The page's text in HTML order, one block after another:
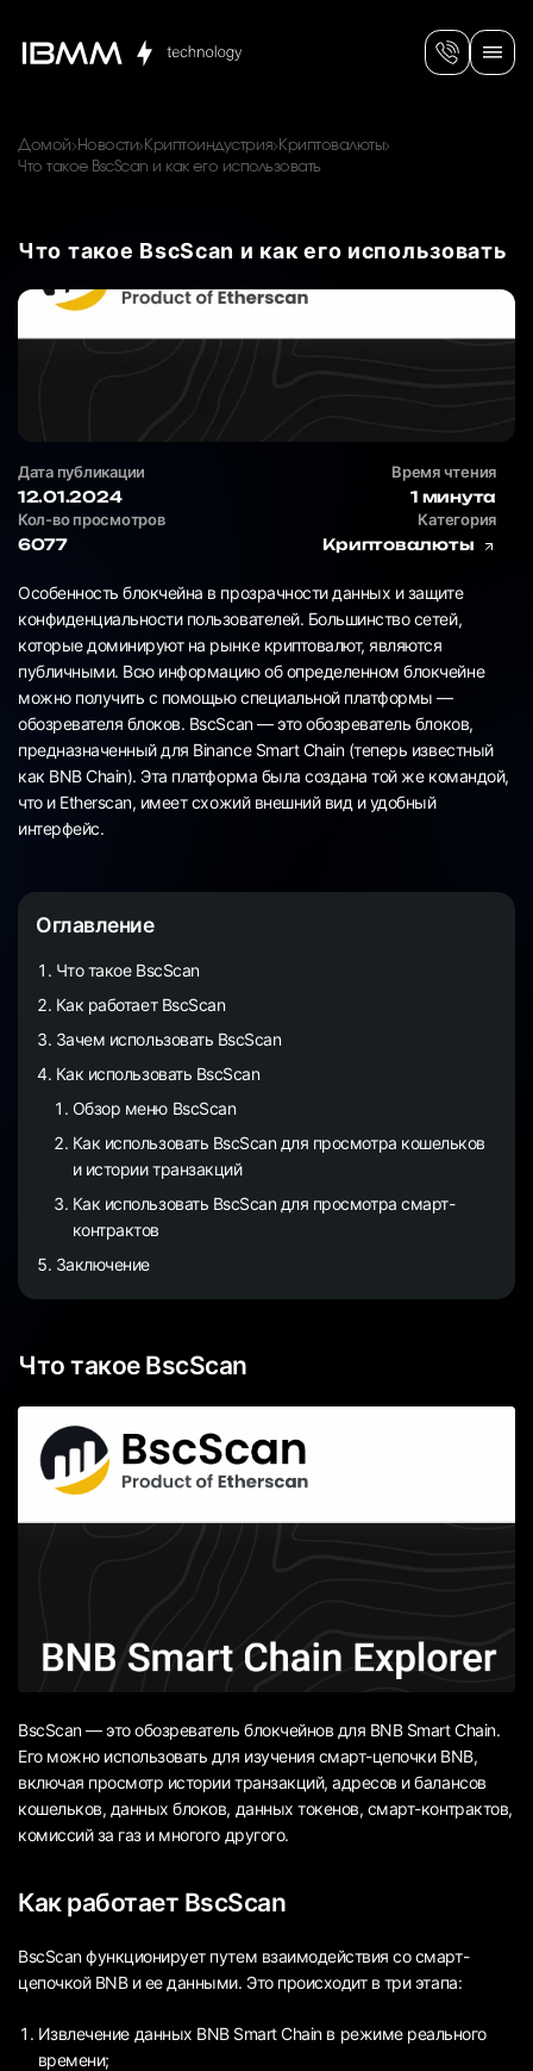
Домой Новости Криптоиндустрия Криптовалюты
Что такое BscScan и как его использовать
Что такое BscScan и как его использовать
Дата публикации
12.01.2024
Время чтения
1 минута
Кол-во просмотров
6077
Категория
Криптовалюты
Особенность блокчейна в прозрачности данных и защите
конфиденциальности пользователей. Большинство сетей,
которые доминируют на рынке криптовалют, являются
публичными. Всю информацию об определенном блокчейне
можно получить с помощью специальной платформы —
обозревателя блоков. BscScan — это обозреватель блоков,
предназначенный для Binance Smart Chain (теперь известный
как BNB Chain). Эта платформа была создана той же командой,
что и Etherscan, имеет схожий внешний вид и удобный
интерфейс.
Оглавление
Что такое BscScan
Как работает BscScan
Зачем использовать BscScan
Как использовать BscScan
Обзор меню BscScan
Как использовать BscScan для просмотра кошельков
и истории транзакций
Как использовать BscScan для просмотра смарт-
контрактов
Заключение
Что такое BscScan
BscScan — это обозреватель блокчейнов для BNB Smart Chain.
Его можно использовать для изучения смарт-цепочки BNB,
включая просмотр истории транзакций, адресов и балансов
кошельков, данных блоков, данных токенов, смарт-контрактов,
комиссий за газ и многого другого.
Как работает BscScan
BscScan функционирует путем взаимодействия со смарт-
цепочкой BNB и ее данными. Это происходит в три этапа:
Извлечение данных BNB Smart Chain в режиме реального
времени;